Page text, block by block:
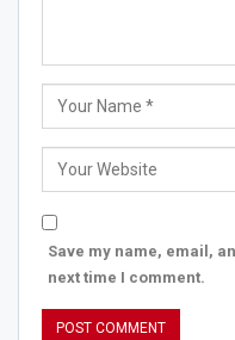
Save my name, email,
next time I comment.